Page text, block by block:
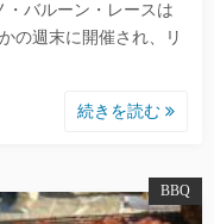
バルーン・レースは
の週末に開催され、リ
続きを読む
BBQ